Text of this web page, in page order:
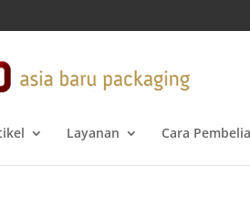
Layanan Cara